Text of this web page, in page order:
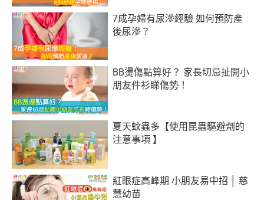
7成孕婦有尿滲經驗 如何預防產
後尿滲？
BB燙傷點算好？ 家長切忌扯開小
朋友件衫睇傷勢！
夏天蚊蟲多【使用昆蟲驅避劑的
注意事項 】
紅眼症高峰期 小朋友易中招 │ 慈
慧幼苗